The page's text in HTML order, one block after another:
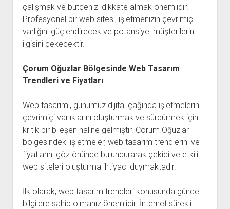
çalışmak ve bütçenizi dikkate almak önemlidir.
Profesyonel bir web sitesi, işletmenizin çevrimiçi
varlığını güçlendirecek ve potansiyel müşterilerin
ilgisini çekecektir.
Çorum Oğuzlar Bölgesinde Web Tasarım
Trendleri ve Fiyatları
Web tasarımı, günümüz dijital çağında işletmelerin
çevrimiçi varlıklarını oluşturmak ve sürdürmek için
kritik bir bileşen haline gelmiştir. Çorum Oğuzlar
bölgesindeki işletmeler, web tasarım trendlerini ve
fiyatlarını göz önünde bulundurarak çekici ve etkili
web siteleri oluşturma ihtiyacı duymaktadır.
İlk olarak, web tasarım trendleri konusunda güncel
bilgilere sahip olmanız önemlidir. İnternet sürekli